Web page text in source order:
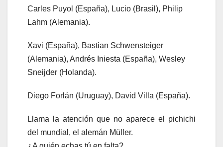
Carles Puyol (España), Lucio (Brasil), Philip
Lahm (Alemania).
Xavi (España), Bastian Schwensteiger
(Alemania), Andrés Iniesta (España), Wesley
Sneijder (Holanda).
Diego Forlán (Uruguay), David Villa (España).
Llama la atención que no aparece el pichichi
del mundial, el alemán Müller.